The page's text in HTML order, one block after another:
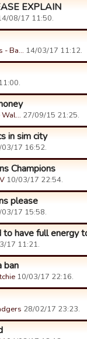
EXPLAIN
08/17 11:50.
- Ba… 14/03/17 11:12.
Wal… 27/09/15 21:25.
in sim city
03/17 16:52.
Champions
10/03/17 22:54.
please
03/17 15:58.
to have full energy
17 11:21.
ban
10/03/17 22:16.
28/02/17 23:23.